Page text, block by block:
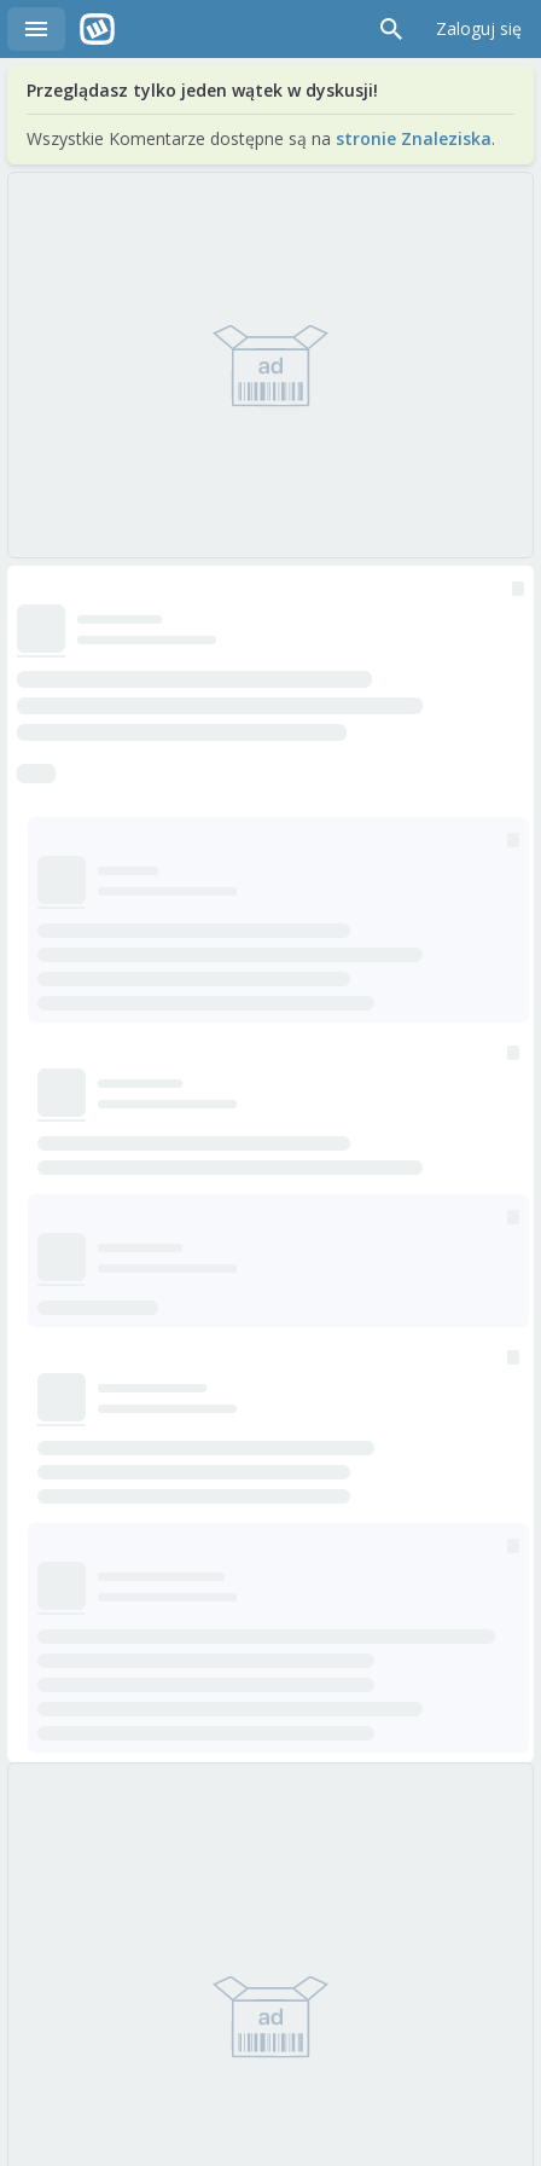
Zaloguj się
Przeglądasz tylko jeden wątek w dyskusji!
Wszystkie Komentarze dostępne są na stronie Znaleziska.